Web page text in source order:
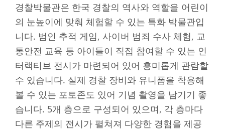
경찰박물관은 한국 경찰의 역사와 역할을 어린이
의 눈높이에 맞춰 체험할 수 있는 특화 박물관입
니다. 범인 추적 게임, 사이버 범죄 수사 체험, 교
통안전 교육 등 아이들이 직접 참여할 수 있는 인
터랙티브 전시가 마련되어 있어 흥미롭게 관람할
수 있습니다. 실제 경찰 장비와 유니폼을 착용해
볼 수 있는 포토존도 있어 기념 촬영을 남기기 좋
습니다. 5개 층으로 구성되어 있으며, 각 층마다
다른 주제의 전시가 펼쳐져 다양한 경험을 제공